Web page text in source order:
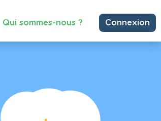
Qui sommes-nous ? Connexion